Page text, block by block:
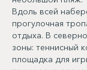
Вдоль всей
прогулочная
отдыха. В
зоны: теннисный
площадка для